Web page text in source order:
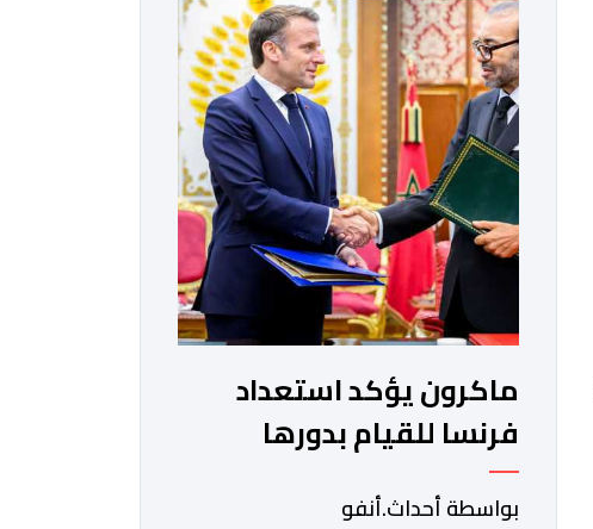
الخارجية والتعاون الافريقي والمغاربة
المقيمين بالخارج، ناصر بوريطة، ونائب
رئيس جمهورية كولومبيا، خوسيه مانويل
ريستريبو، بحضور وزير العلاقات الخارجية
عمر بولا إسكوبار. وبهذه المناسبة، أكد
السيد […]
ماكرون يؤكد استعداد
فرنسا للقيام بدورها
الكامل في ملف الصحراء
بواسطة أحداث.أنفو